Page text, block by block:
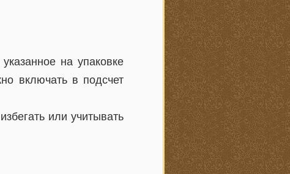
на упаковке
включать в подсчет
или учитывать